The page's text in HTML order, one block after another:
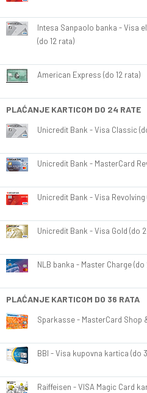
Intesa Sanpaolo banka - Visa
(do 12 rata)
American Express (do 12 rata)
PLAĆANJE KARTICOM DO 24 RATE
Unicredit Bank - Visa Classic
Unicredit Bank - MasterCard
Unicredit Bank - Visa Revolving
Unicredit Bank - Visa Gold (do
NLB banka - Master Charge (do
PLAĆANJE KARTICOM DO 36 RATA
Sparkasse - MasterCard Shop
BBI - Visa kupovna kartica (do
Raiffeisen - VISA Magic Card